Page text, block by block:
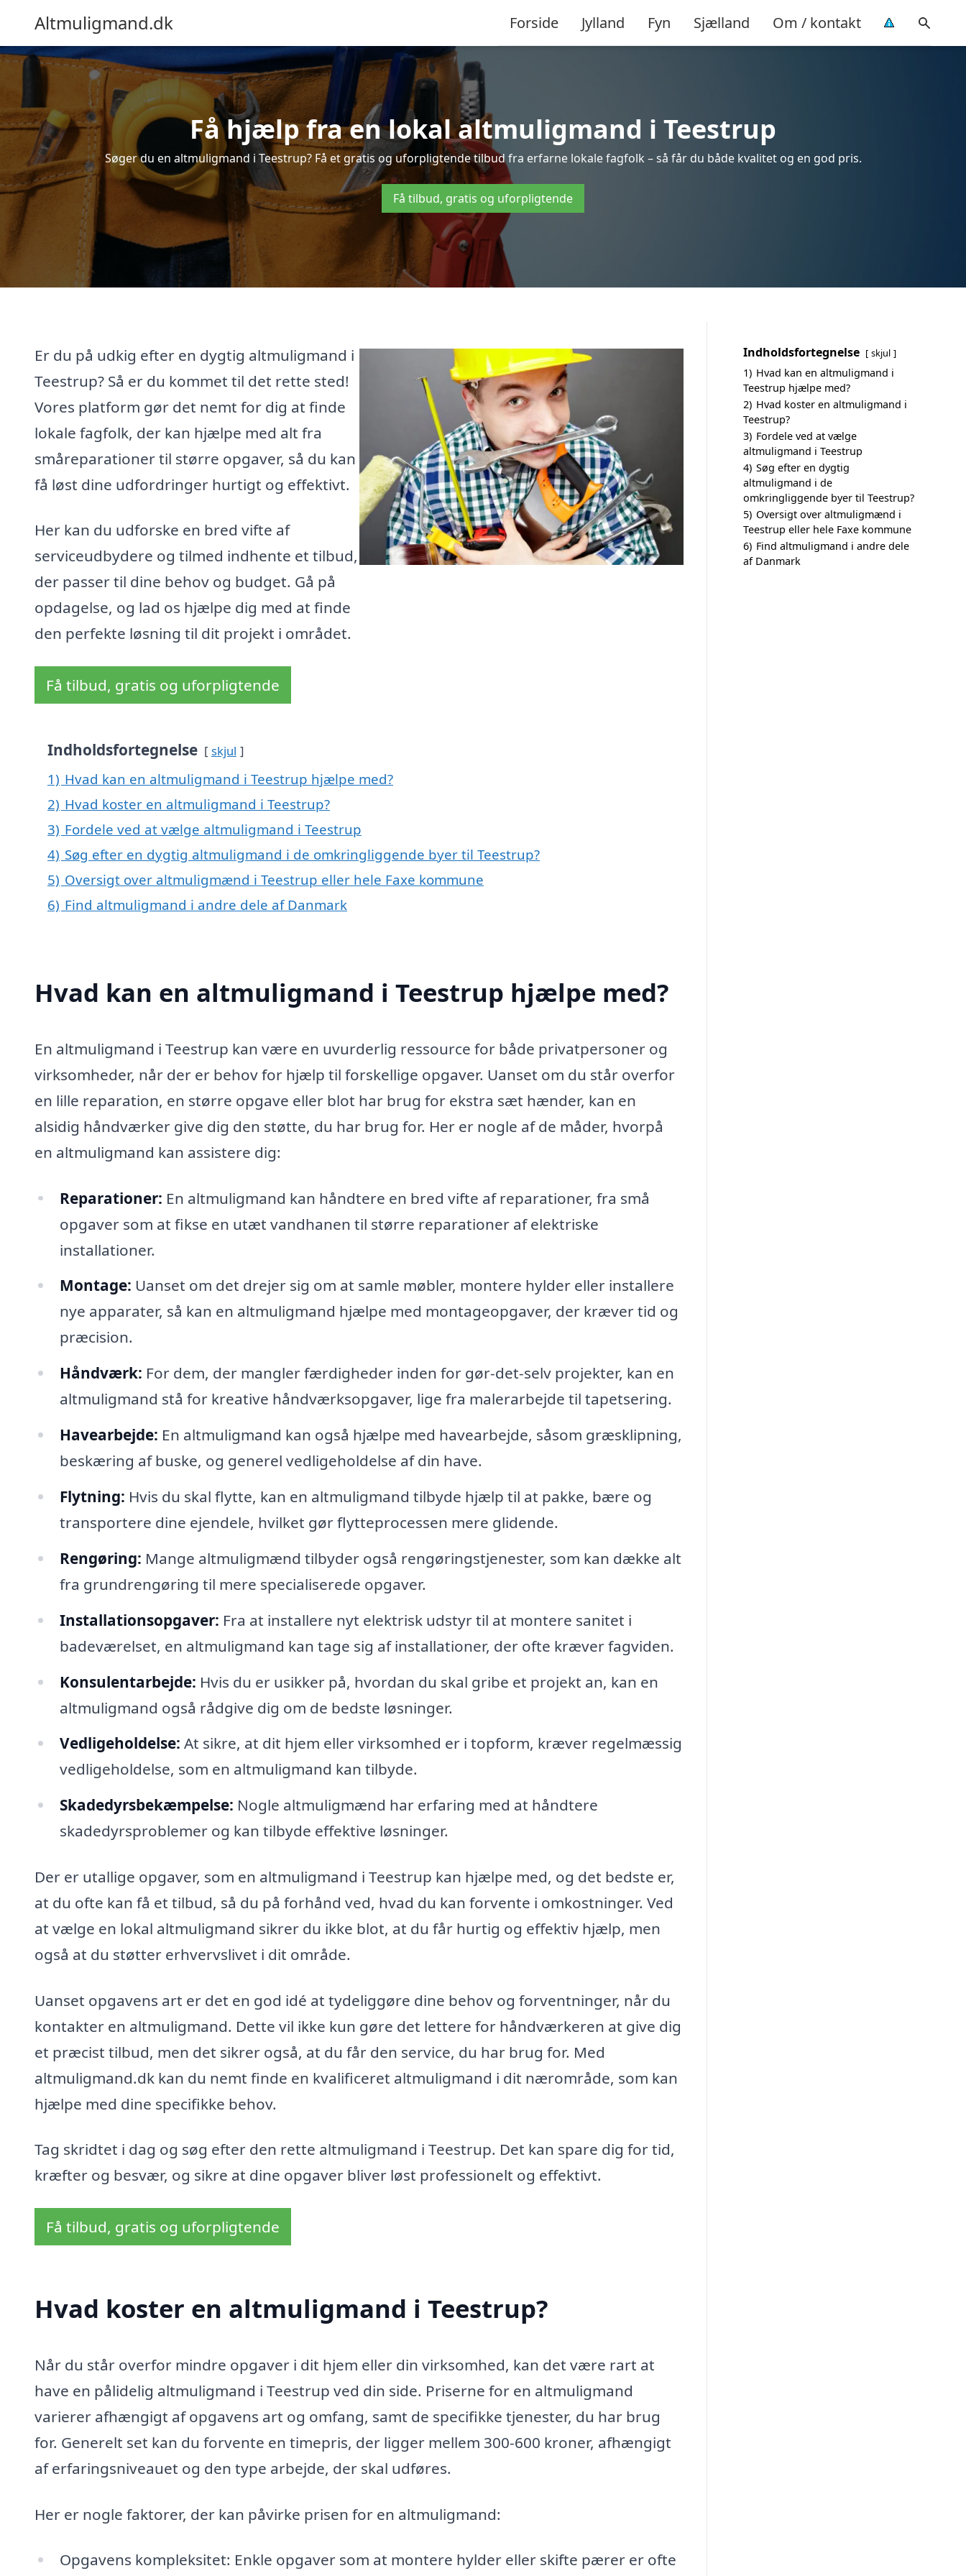
Altmuligmand.dk Forside Jylland Fyn Sjælland Om / kontakt
Få hjælp fra en lokal altmuligmand i Teestrup
Søger du en altmuligmand i Teestrup? Få et gratis og uforpligtende tilbud fra erfarne lokale fagfolk – så får du både kvalitet og en god pris.
Få tilbud, gratis og uforpligtende
Er du på udkig efter en dygtig altmuligmand i
Teestrup? Så er du kommet til det rette sted!
Vores platform gør det nemt for dig at finde
lokale fagfolk, der kan hjælpe med alt fra
småreparationer til større opgaver, så du kan
få løst dine udfordringer hurtigt og effektivt.
Her kan du udforske en bred vifte af
serviceudbydere og tilmed indhente et tilbud,
der passer til dine behov og budget. Gå på
opdagelse, og lad os hjælpe dig med at finde
den perfekte løsning til dit projekt i området.
Få tilbud, gratis og uforpligtende
Indholdsfortegnelse skjul
1) Hvad kan en altmuligmand i Teestrup hjælpe med?
2) Hvad koster en altmuligmand i Teestrup?
3) Fordele ved at vælge altmuligmand i Teestrup
4) Søg efter en dygtig altmuligmand i de omkringliggende byer til Teestrup?
5) Oversigt over altmuligmænd i Teestrup eller hele Faxe kommune
6) Find altmuligmand i andre dele af Danmark
Hvad kan en altmuligmand i Teestrup hjælpe med?
En altmuligmand i Teestrup kan være en uvurderlig ressource for både privatpersoner og
virksomheder, når der er behov for hjælp til forskellige opgaver. Uanset om du står overfor
en lille reparation, en større opgave eller blot har brug for ekstra sæt hænder, kan en
alsidig håndværker give dig den støtte, du har brug for. Her er nogle af de måder, hvorpå
en altmuligmand kan assistere dig:
Reparationer: En altmuligmand kan håndtere en bred vifte af reparationer, fra små
opgaver som at fikse en utæt vandhanen til større reparationer af elektriske
installationer.
Montage: Uanset om det drejer sig om at samle møbler, montere hylder eller installere
nye apparater, så kan en altmuligmand hjælpe med montageopgaver, der kræver tid og
præcision.
Håndværk: For dem, der mangler færdigheder inden for gør-det-selv projekter, kan en
altmuligmand stå for kreative håndværksopgaver, lige fra malerarbejde til tapetsering.
Havearbejde: En altmuligmand kan også hjælpe med havearbejde, såsom græsklipning,
beskæring af buske, og generel vedligeholdelse af din have.
Flytning: Hvis du skal flytte, kan en altmuligmand tilbyde hjælp til at pakke, bære og
transportere dine ejendele, hvilket gør flytteprocessen mere glidende.
Rengøring: Mange altmuligmænd tilbyder også rengøringstjenester, som kan dække alt
fra grundrengøring til mere specialiserede opgaver.
Installationsopgaver: Fra at installere nyt elektrisk udstyr til at montere sanitet i
badeværelset, en altmuligmand kan tage sig af installationer, der ofte kræver fagviden.
Konsulentarbejde: Hvis du er usikker på, hvordan du skal gribe et projekt an, kan en
altmuligmand også rådgive dig om de bedste løsninger.
Vedligeholdelse: At sikre, at dit hjem eller virksomhed er i topform, kræver regelmæssig
vedligeholdelse, som en altmuligmand kan tilbyde.
Skadedyrsbekæmpelse: Nogle altmuligmænd har erfaring med at håndtere
skadedyrsproblemer og kan tilbyde effektive løsninger.
Der er utallige opgaver, som en altmuligmand i Teestrup kan hjælpe med, og det bedste er,
at du ofte kan få et tilbud, så du på forhånd ved, hvad du kan forvente i omkostninger. Ved
at vælge en lokal altmuligmand sikrer du ikke blot, at du får hurtig og effektiv hjælp, men
også at du støtter erhvervslivet i dit område.
Uanset opgavens art er det en god idé at tydeliggøre dine behov og forventninger, når du
kontakter en altmuligmand. Dette vil ikke kun gøre det lettere for håndværkeren at give dig
et præcist tilbud, men det sikrer også, at du får den service, du har brug for. Med
altmuligmand.dk kan du nemt finde en kvalificeret altmuligmand i dit nærområde, som kan
hjælpe med dine specifikke behov.
Tag skridtet i dag og søg efter den rette altmuligmand i Teestrup. Det kan spare dig for tid,
kræfter og besvær, og sikre at dine opgaver bliver løst professionelt og effektivt.
Få tilbud, gratis og uforpligtende
Hvad koster en altmuligmand i Teestrup?
Når du står overfor mindre opgaver i dit hjem eller din virksomhed, kan det være rart at
have en pålidelig altmuligmand i Teestrup ved din side. Priserne for en altmuligmand
varierer afhængigt af opgavens art og omfang, samt de specifikke tjenester, du har brug
for. Generelt set kan du forvente en timepris, der ligger mellem 300-600 kroner, afhængigt
af erfaringsniveauet og den type arbejde, der skal udføres.
Her er nogle faktorer, der kan påvirke prisen for en altmuligmand:
Opgavens kompleksitet: Enkle opgaver som at montere hylder eller skifte pærer er ofte
Indholdsfortegnelse skjul
1) Hvad kan en altmuligmand i
Teestrup hjælpe med?
2) Hvad koster en altmuligmand i
Teestrup?
3) Fordele ved at vælge
altmuligmand i Teestrup
4) Søg efter en dygtig
altmuligmand i de
omkringliggende byer til Teestrup?
5) Oversigt over altmuligmænd i
Teestrup eller hele Faxe kommune
6) Find altmuligmand i andre dele
af Danmark